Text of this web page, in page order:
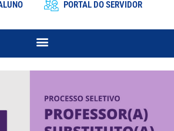
PORTAL DO SERVIDOR